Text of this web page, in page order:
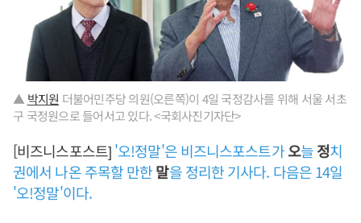
▲ 박지원 더불어민주당 의원(오른쪽)이 4일 국정감사를 위해 서울 서초
구 국정원으로 들어서고 있다. <국회사진기자단>
[비즈니스포스트]'오!정말'은 비즈니스포스트가오늘정치
권에서 나온 주목할 만한말을 정리한 기사다. 다음은 14일
'오!정말'이다.